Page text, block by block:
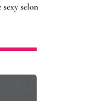
selon